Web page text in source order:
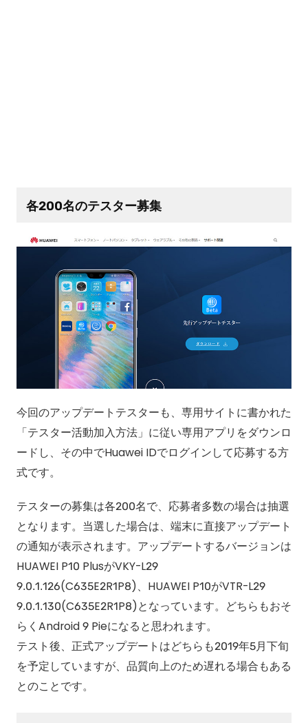
各200名のテスター募集
今回のアップデートテスターも、専用サイトに書かれた
「テスター活動加入方法」に従い専用アプリをダウンロ
ードし、その中でHuawei IDでログインして応募する方
式です。
テスターの募集は各200名で、応募者多数の場合は抽選
となります。当選した場合は、端末に直接アップデート
の通知が表示されます。アップデートするバージョンは
HUAWEI P10 PlusがVKY-L29
9.0.1.126(C635E2R1P8)、HUAWEI P10がVTR-L29
9.0.1.130(C635E2R1P8)となっています。どちらもおそ
らくAndroid 9 Pieになると思われます。
テスト後、正式アップデートはどちらも2019年5月下旬
を予定していますが、品質向上のため遅れる場合もある
とのことです。